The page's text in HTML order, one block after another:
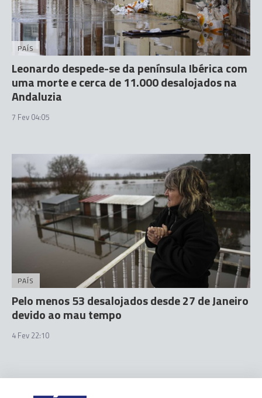
PAÍS
Leonardo despede-se da península Ibérica com
uma morte e cerca de 11.000 desalojados na
Andaluzia
7 Fev 04:05
PAÍS
Pelo menos 53 desalojados desde 27 de Janeiro
devido ao mau tempo
4 Fev 22:10